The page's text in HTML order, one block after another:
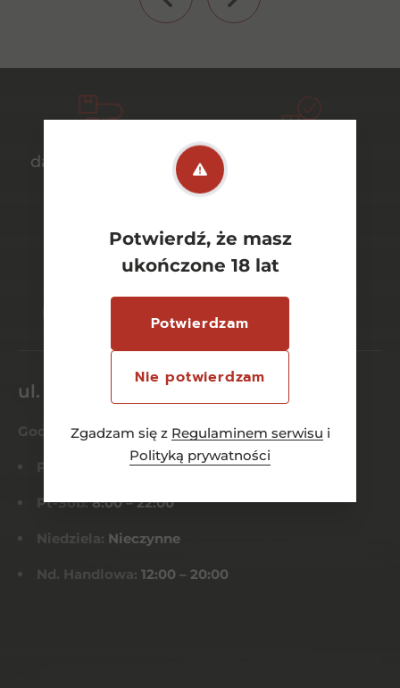
Potwierdź, że masz
ukończone 18 lat
Potwierdzam
Nie potwierdzam
Zgadzam się z Regulaminem serwisu i
Polityką prywatności
darmowa dostawa
ul. Dworcowa 26/6
Godziny otwarcia
Pn-Czw: 8:00 – 21:00
Pt-Sob:8:00 – 22:00
Niedziela: Nieczynne
Nd. Handlowa: 12:00 – 20:00